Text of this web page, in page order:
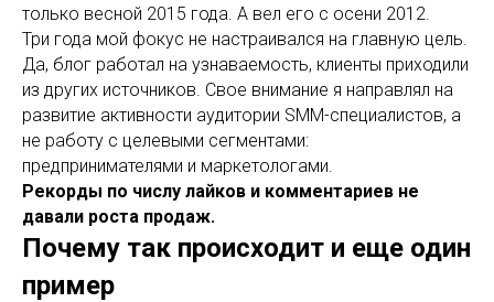
только весной 2015 года. А вел его с осени 2012.
Три года мой фокус не настраивался на главную цель.
Да, блог работал на узнаваемость, клиенты приходили
из других источников. Свое внимание я направлял на
развитие активности аудитории SMM-специалистов, а
не работу с целевыми сегментами:
предпринимателями и маркетологами.
Рекорды по числу лайков и комментариев не
давали роста продаж.
Почему так происходит и еще один
пример